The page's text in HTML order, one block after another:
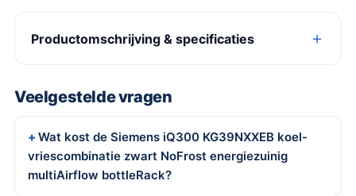
Productomschrijving & specificaties
Veelgestelde vragen
Wat kost de Siemens iQ300 KG39NXXEB koel-
vriescombinatie zwart NoFrost energiezuinig
multiAirflow bottleRack?